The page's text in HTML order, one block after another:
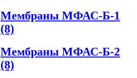
Мембраны МФАС-Б-1
(8)
Мембраны МФАС-Б-2
(8)